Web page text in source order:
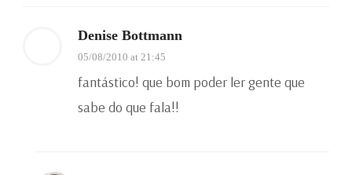
Denise Bottmann
05/08/2010 at 21:45
fantástico! que bom poder ler gente que
sabe do que fala!!